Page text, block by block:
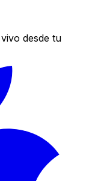
desde tu